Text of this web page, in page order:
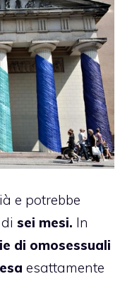
e potrebbe
sei mesi. In
di omosessuali
esattamente